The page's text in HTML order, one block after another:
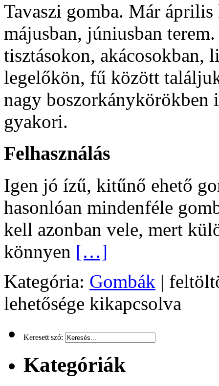
Tavaszi gomba. Már
májusban, júniusban
tisztásokon, akácosokban,
legelőkön, fű között
nagy boszorkánykörökben
gyakori.
Felhasználás
Igen jó ízű, kitűnő ehető
hasonlóan mindenféle
kell azonban vele, mert
könnyen […]
Kategória: Gombák |
lehetősége kikapcsolva
Keresett szó:
Kategóriák